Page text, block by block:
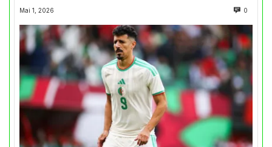
Mai 1, 2026 0